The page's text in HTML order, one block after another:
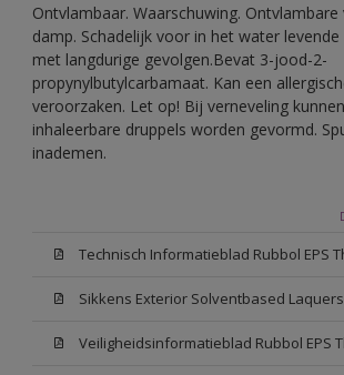
Ontvlambaar. Waarschuwing.
damp. Schadelijk voor in het water
met langdurige gevolgen.Bevat 3-jood-2-
propynylbutylcarbamaat. Kan een
veroorzaken. Let op! Bij verneveling
inhaleerbare druppels worden gevormd.
inademen.
Technisch Informatieblad Rubbol EPS